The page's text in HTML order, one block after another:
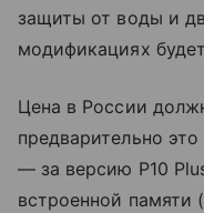
защиты от воды и
модификациях
Цена в России
предварительно
— за версию P10
встроенной памяти